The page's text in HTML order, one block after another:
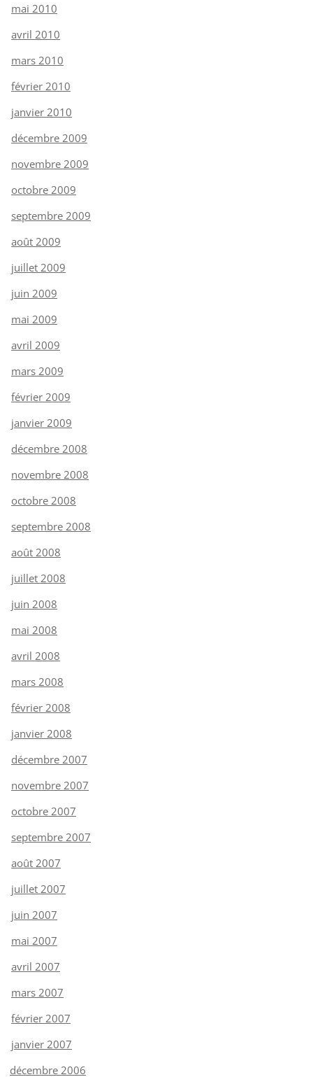
mai 2010
avril 2010
mars 2010
février 2010
janvier 2010
décembre 2009
novembre 2009
octobre 2009
septembre 2009
août 2009
juillet 2009
juin 2009
mai 2009
avril 2009
mars 2009
février 2009
janvier 2009
décembre 2008
novembre 2008
octobre 2008
septembre 2008
août 2008
juillet 2008
juin 2008
mai 2008
avril 2008
mars 2008
février 2008
janvier 2008
décembre 2007
novembre 2007
octobre 2007
septembre 2007
août 2007
juillet 2007
juin 2007
mai 2007
avril 2007
mars 2007
février 2007
janvier 2007
décembre 2006